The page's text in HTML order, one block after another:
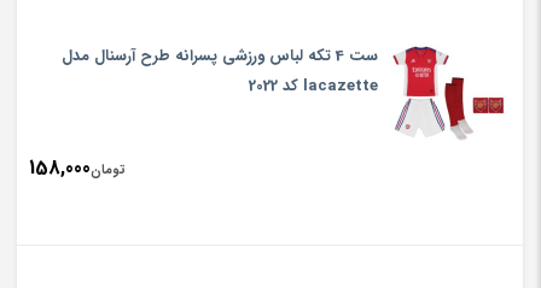
ست 4 تکه لباس ورزشی پسرانه طرح آرسنال مدل
lacazette کد 2022
تومان158,000